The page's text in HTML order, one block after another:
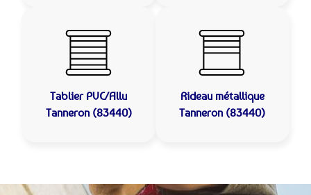
Tablier PVC/Allu
Tanneron (83440)
Rideau métallique
Tanneron (83440)